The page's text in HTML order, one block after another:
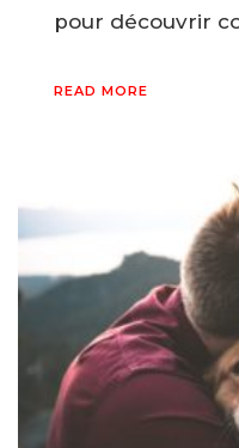
pour découvrir
READ MORE